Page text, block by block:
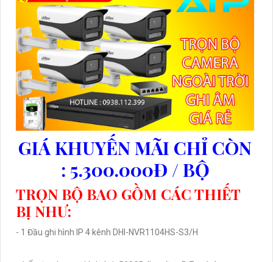
GIÁ KHUYẾN MÃI CHỈ CÒN
: 5.300.000Đ / BỘ
TRỌN BỘ BAO GỒM CÁC THIẾT
BỊ NHƯ:
- 1 Đầu ghi hình IP 4 kênh DHI-NVR1104HS-S3/H